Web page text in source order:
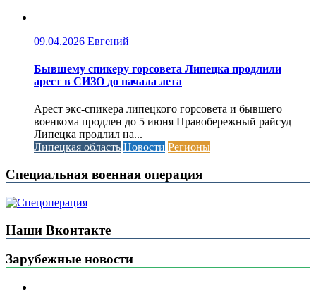
09.04.2026 Евгений
Бывшему спикеру горсовета Липецка продлили
арест в СИЗО до начала лета
Арест экс-спикера липецкого горсовета и бывшего
военкома продлен до 5 июня Правобережный райсуд
Липецка продлил на...
Липецкая область Новости Регионы
Специальная военная операция
Наши Вконтакте
Зарубежные новости